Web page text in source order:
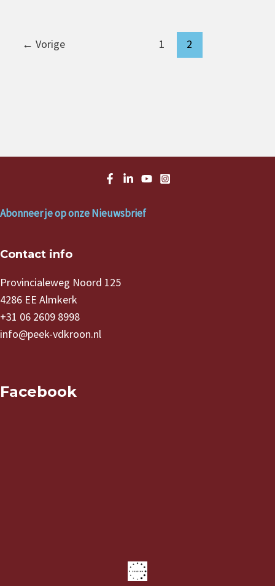
← Vorige 1 2
Abonneer je op onze Nieuwsbrief
Contact info
Provincialeweg Noord 125
4286 EE Almkerk
+31 06 2609 8998
info@peek-vdkroon.nl
Facebook